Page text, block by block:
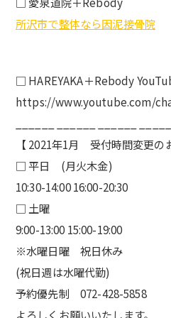
所沢市で整体なら因泥接骨院
□ HAREYAKA＋Rebody
https://www.youtube.com/
【 2021年1月 受付時間変更の
□ 平日 (月火木金)
10:30-14:00 16:00-20:30
□ 土曜
9:00-13:00 15:00-19:00
※水曜日曜 祝日休み
(祝日週は水曜代勤)
予約優先制 072-428-5858
よろしくお願いいたします。